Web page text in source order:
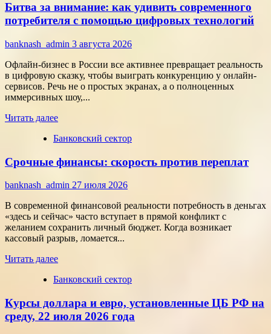
сотрудников:
как
собрать
команду,
которая
работает
на
результат
Битва за внимание: как удивить современного
потребителя с помощью цифровых технологий
banknash_admin 3 августа 2026
Офлайн-бизнес в России все активнее превращает реальность
в цифровую сказку, чтобы выиграть конкуренцию у онлайн-
сервисов. Речь не о простых экранах, а о полноценных
иммерсивных шоу,...
Читать далееПрочитать
о
за
внимание:
как
современного
потребителя
с
помощью
технологий
Банковский сектор
Срочные финансы: скорость против переплат
banknash_admin 27 июля 2026
В современной финансовой реальности потребность в деньгах
«здесь и сейчас» часто вступает в прямой конфликт с
желанием сохранить личный бюджет. Когда возникает
кассовый разрыв, ломается...
Читать далееПрочитать
о
финансы:
скорость
против
Банковский сектор
Курсы доллара и евро, установленные ЦБ РФ на
среду, 22 июля 2026 года